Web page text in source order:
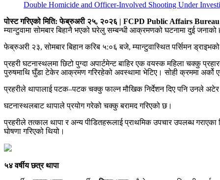
Double Homicide and Officer-Involved Shooting Under
पोस्ट गरिएको मिति: फेब्रुअरी २५, २०२६ | FCPD Public Affairs Bureau
म्यान्टुवामा सोमबार बिहानै भएको घरेलु सम्बन्धी आक्रमणको घटनामा दुई
फेब्रुअरी २३, सोमबार बिहान करिब ५:०६ बजे, म्यान्टुवास्थित पर्सिमन
प्रहरी घटनास्थलमा छिटो पुग्दा अपार्टमेन्ट बाहिर एक वयस्क महिला चक्कु
पुरुषमाथि घुँडा टेकेर आक्रमण गरिरहेको अवस्थामा भेटिए। सोही क्रममा अर्को
प्रहरीले थापालाई पटक–पटक चक्कु फाल्न मौखिक निर्देशन दिए पनि उनले
घटनास्थलबाट थापाले प्रयोग गरेको चक्कु बरामद गरिएको छ।
प्रहरीले तत्काल थापा र अन्य पीडितहरूलाई प्राथमिक उपचार उपलब्ध
घोषणा गरिएको थियो।
५४ वर्षीय छत्र थापा